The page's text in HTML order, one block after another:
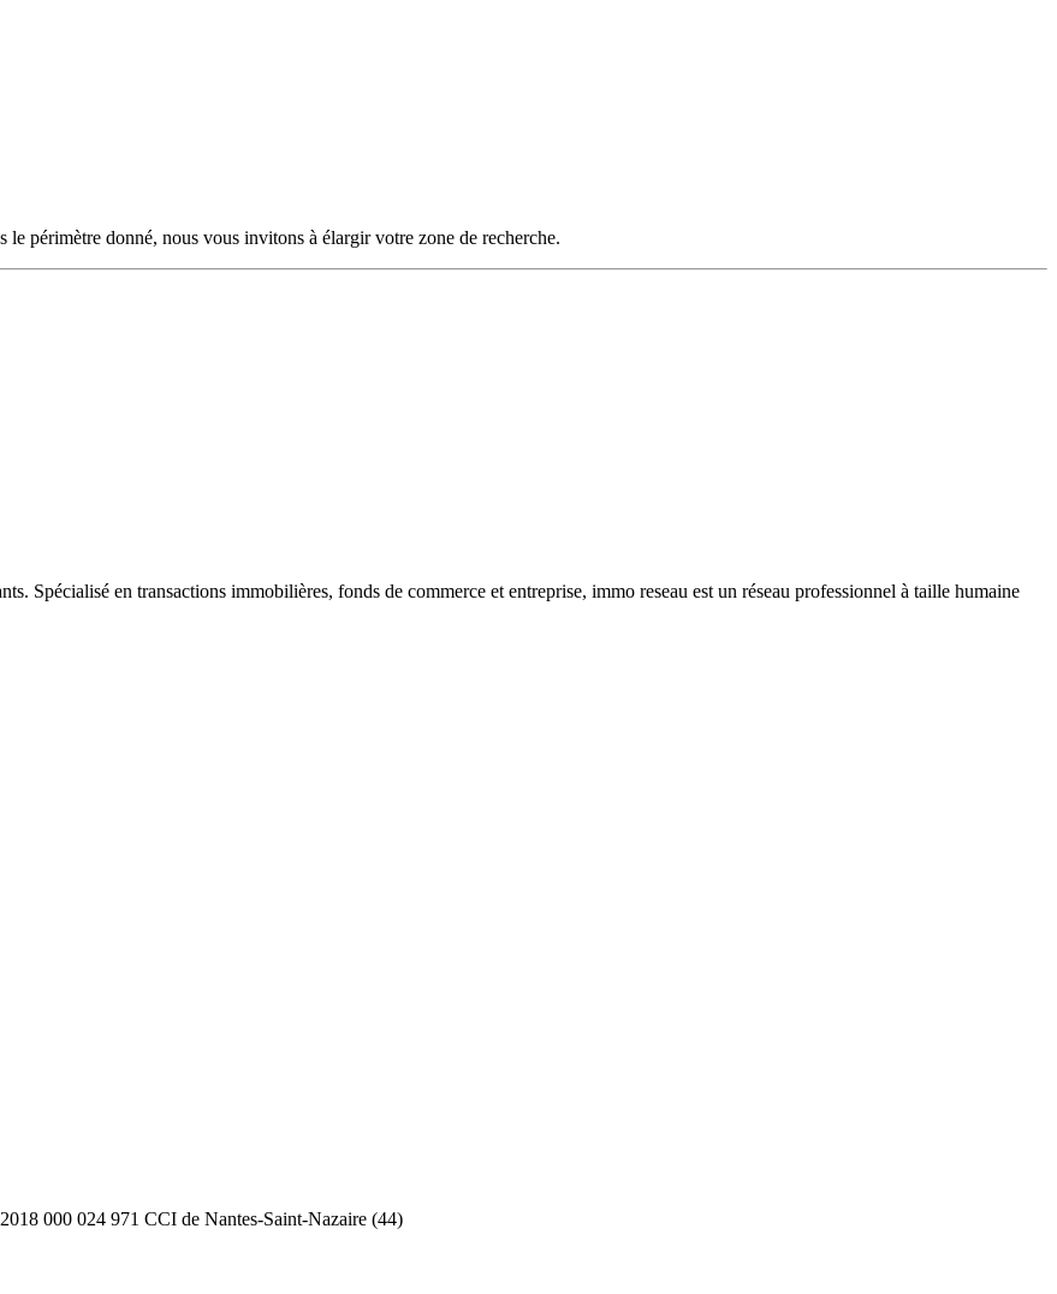
le périmètre donné, nous vous invitons à élargir votre zone de recherche.
Spécialisé en transactions immobilières, fonds de commerce et entreprise, immo reseau est un réseau professionnel à taille humaine
000 024 971 CCI de Nantes-Saint-Nazaire (44)